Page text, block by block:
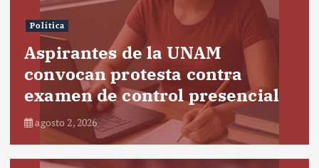
Política
Aspirantes de la UNAM
convocan protesta contra
examen de control presencial
agosto 2, 2026